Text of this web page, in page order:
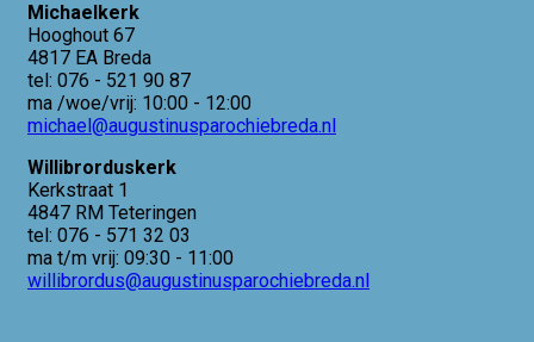
Michaelkerk
Hooghout 67
4817 EA Breda
tel: 076 - 521 90 87
ma /woe/vrij: 10:00 - 12:00
michael@augustinusparochiebreda.nl
Willibrorduskerk
Kerkstraat 1
4847 RM Teteringen
tel: 076 - 571 32 03
ma t/m vrij: 09:30 - 11:00
willibrordus@augustinusparochiebreda.nl